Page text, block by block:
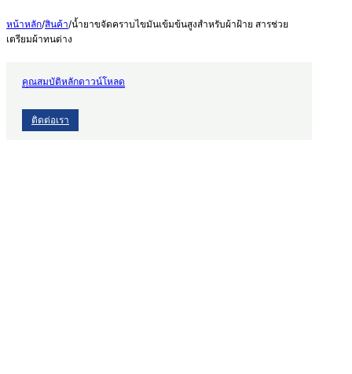
หน้าหลัก/สินค้า/น้ำยาขจัดคราบไขมันเข้มข้นสูงสำหรับผ้าฝ้าย สารช่วย
เตรียมผ้าทนด่าง
คุณสมบัติหลักดาวน์โหลด
ติดต่อเรา